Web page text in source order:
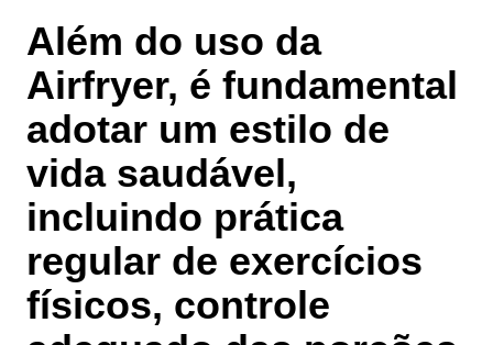
Além do uso da
Airfryer, é fundamental
adotar um estilo de
vida saudável,
incluindo prática
regular de exercícios
físicos, controle